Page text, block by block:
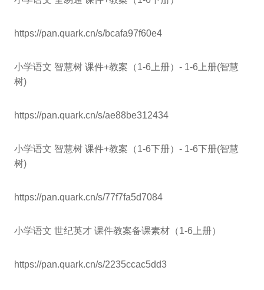
https://pan.quark.cn/s/bcafa97f60e4
小学语文 智慧树 课件+教案（1-6上册）- 1-6上册(智慧
树)
https://pan.quark.cn/s/ae88be312434
小学语文 智慧树 课件+教案（1-6下册）- 1-6下册(智慧
树)
https://pan.quark.cn/s/77f7fa5d7084
小学语文 世纪英才 课件教案备课素材（1-6上册）
https://pan.quark.cn/s/2235ccac5dd3